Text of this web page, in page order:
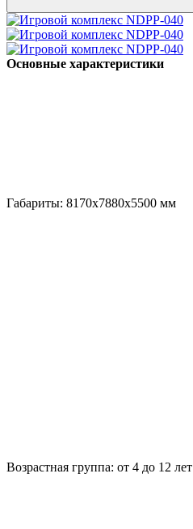
Основные характеристики
Габариты: 8170x7880x5500 мм
Возрастная группа: от 4 до 12 лет